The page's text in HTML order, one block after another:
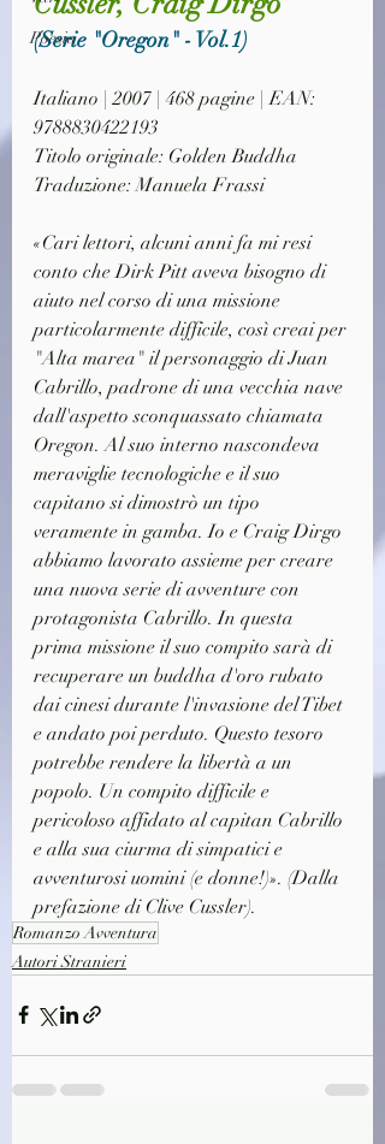
Poesia
(Serie "Oregon" - Vol.1)
Italiano | 2007 | 468 pagine | EAN:
9788830422193
Titolo originale: Golden Buddha
Traduzione: Manuela Frassi
«Cari lettori, alcuni anni fa mi resi
conto che Dirk Pitt aveva bisogno di
aiuto nel corso di una missione
particolarmente difficile, così creai per
"Alta marea" il personaggio di Juan
Cabrillo, padrone di una vecchia nave
dall'aspetto sconquassato chiamata
Oregon. Al suo interno nascondeva
meraviglie tecnologiche e il suo
capitano si dimostrò un tipo
veramente in gamba. Io e Craig Dirgo
abbiamo lavorato assieme per creare
una nuova serie di avventure con
protagonista Cabrillo. In questa
prima missione il suo compito sarà di
recuperare un buddha d'oro rubato
dai cinesi durante l'invasione del Tibet
e andato poi perduto. Questo tesoro
potrebbe rendere la libertà a un
popolo. Un compito difficile e
pericoloso affidato al capitan Cabrillo
e alla sua ciurma di simpatici e
avventurosi uomini (e donne!)». (Dalla
prefazione di Clive Cussler).
Romanzo Avventura
Autori Stranieri